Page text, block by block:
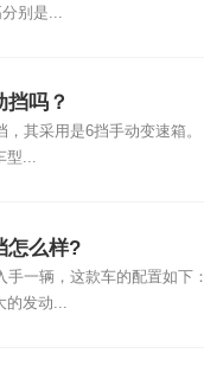
别是...
挡吗？
其采用是6挡手动变速箱。
型...
怎么样?
手一辆，这款车的配置如下：
的发动...